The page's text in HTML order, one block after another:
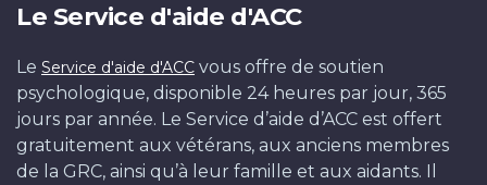
Le Service d'aide d'ACC
Le Service d'aide d'ACC vous offre de soutien
psychologique, disponible 24 heures par jour, 365
jours par année. Le Service d’aide d’ACC est offert
gratuitement aux vétérans, aux anciens membres
de la GRC, ainsi qu’à leur famille et aux aidants. Il